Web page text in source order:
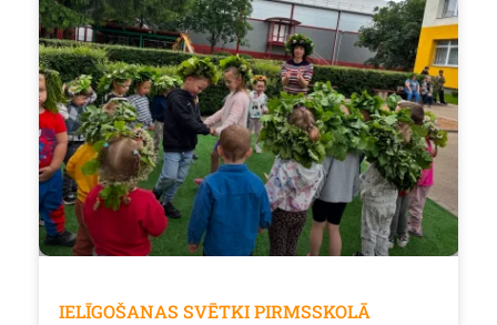
IELĪGOŠANAS SVĒTKI PIRMSSKOLĀ